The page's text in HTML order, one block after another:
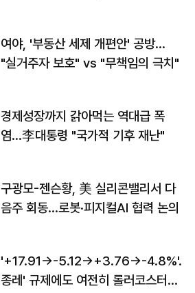
여야, '부동산 세제 개편안' 공방…
"실거주자 보호" vs "무책임의 극치"
경제성장까지 갉아먹는 역대급 폭
염…李대통령 "국가적 기후 재난"
구광모-젠슨황, 美 실리콘밸리서 다
음주 회동…로봇·피지컬AI 협력 논의
'+17.91→-5.12→+3.76→-4.8%'…'
종레' 규제에도 여전히 롤러코스터